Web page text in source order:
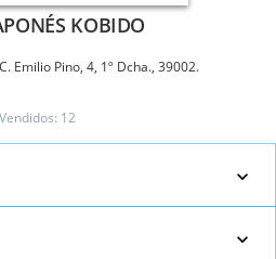
KOBIDO
C. Emilio Pino, 4, 1º Dcha., 39002.
Vendidos: 12